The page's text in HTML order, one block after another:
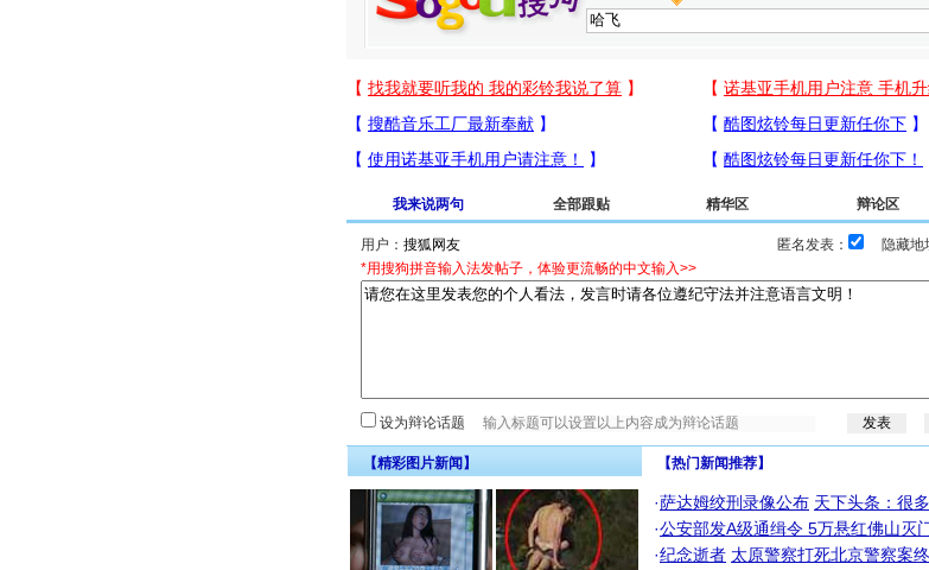
我来说两句 全部跟贴 精华区 辩论区
用户： 匿名发表：
隐藏地
*用搜狗拼音输入法发帖子，体验更流畅的中文输入>>
设为辩论话题
【精彩图片新闻】 【热门新闻推荐】
·萨达姆绞刑录像公布 天下头条：很
·公安部发A级通缉令 5万悬红佛山灭
·纪念逝者 太原警察打死北京警察案